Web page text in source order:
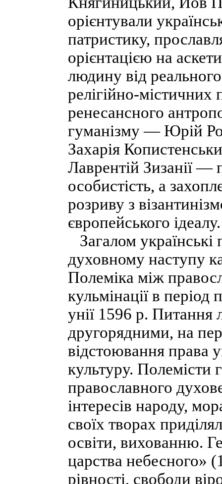
орієнтували
патристику,
орієнтацією на
людину від
релігійно-містичних
ренесансного
гуманізму — Юрій
Захарія
Лаврентій Зизанії —
особистість, а
розриву з
європейського ідеалу.
Загалом
духовному наступу
Полеміка між
кульмінації в період
унії 1596 р. Питання
другорядними, на
відстоювання права
культуру. Полемісти
православного
інтересів народу,
своїх творах
освіти, вихованню.
царства небесного»
рівності, свободи